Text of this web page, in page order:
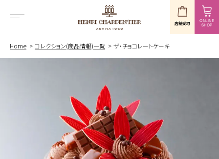
店舗受取 ONLINE
SHOP
Home コレクション(商品情報)一覧 ザ・チョコレートケーキ